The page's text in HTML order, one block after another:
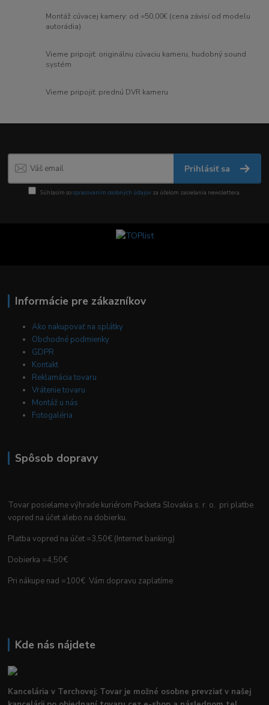
Montáž cúvacej kamery: od =50,00€ (cena závisí od modelu
autorádia)
Vieme pripojiť: originálnu cúvaciu kameru, hudobný sound
systém
Vieme pripojiť: prednú DVR kameru
Prihlásiť sa
Súhlasím sospracovaním osobných údajov za účelom zasielania newslettera.
Informácie pre zákazníkov
Ako nakupovať na splátky
Obchodné podmienky
GDPR
Kontakt
Reklamácia tovaru
Vrátenie tovaru
Montáž u nás
Fotogaléria
Spôsob dopravy
Tovar posielame výhrade kuriérom Packeta Slovakia s. r. o. pri platbe
vopred na účet alebo na dobierku.
Platba vopred na účet =3,50€ (Internet banking)
Dobierka =4,50€
Pri nákupe nad =100€ Vám dopravu zaplatíme
Kde nás nájdete
Kancelária v Terchovej: Tovar je možné osobne prevziať v našej